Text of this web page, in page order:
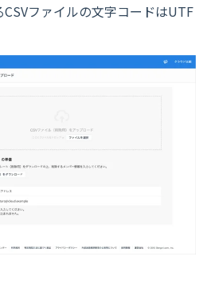
ファイルの文字コードはUTF